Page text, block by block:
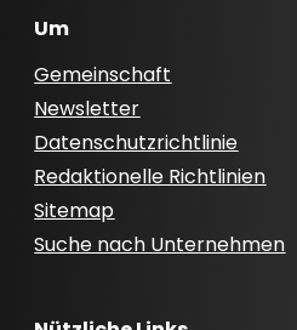
Um
Gemeinschaft
Newsletter
Datenschutzrichtlinie
Redaktionelle Richtlinien
Sitemap
Suche nach Unternehmen